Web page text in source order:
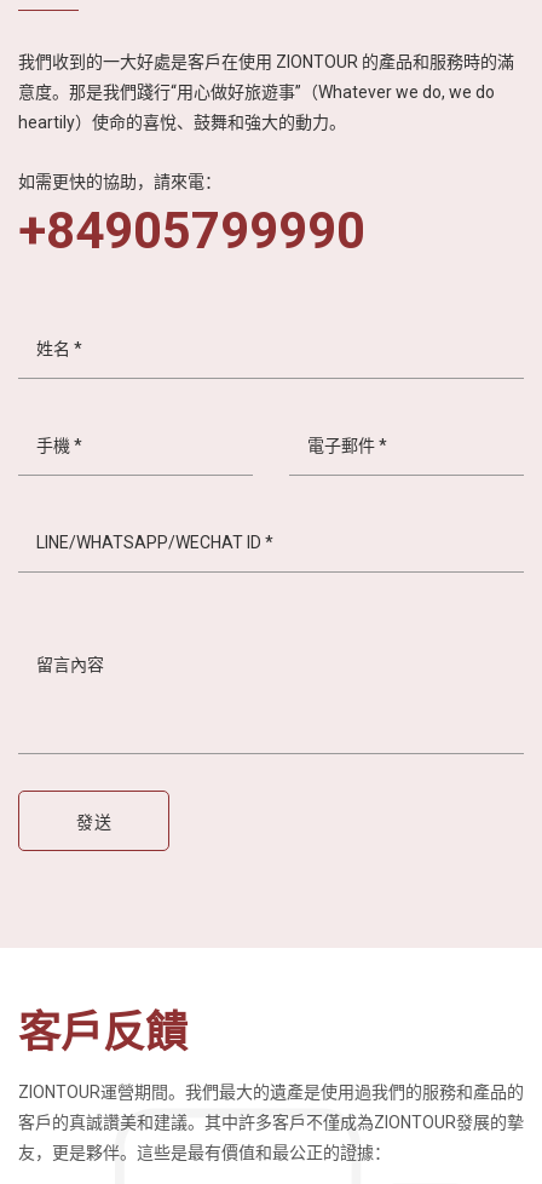
作
伴！
越
南
旅
行
我們收到的一大好處是客戶在使用 ZIONTOUR 的產品和服務時的滿
意度。那是我們踐行“用心做好旅遊事”（Whatever we do, we do
heartily）使命的喜悅、鼓舞和強大的動力。
如需更快的協助，請來電：
+84905799990
客戶反饋
ZIONTOUR運營期間。我們最大的遺產是使用過我們的服務和產品的
客戶的真誠讚美和建議。其中許多客戶不僅成為ZIONTOUR發展的摯
友，更是夥伴。這些是最有價值和最公正的證據：